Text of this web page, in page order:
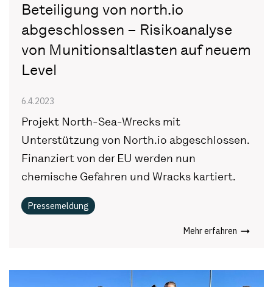
Beteiligung von north.io
abgeschlossen – Risikoanalyse
von Munitionsaltlasten auf neuem
Level
6.4.2023
Projekt North-Sea-Wrecks mit
Unterstützung von North.io abgeschlossen.
Finanziert von der EU werden nun
chemische Gefahren und Wracks kartiert.
Pressemeldung
Mehr erfahren